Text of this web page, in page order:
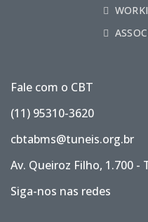
Fale com o CBT
(11) 95310-3620
cbtabms@tuneis.org.br
Av. Queiroz Filho, 1.700 -
Siga-nos nas redes